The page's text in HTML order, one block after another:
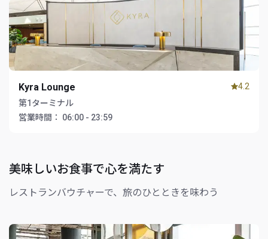
Kyra Lounge
第1ターミナル
営業時間：
06:00 - 23:59
4.2
美味しいお食事で心を満たす
レストランバウチャーで、旅のひとときを味わう